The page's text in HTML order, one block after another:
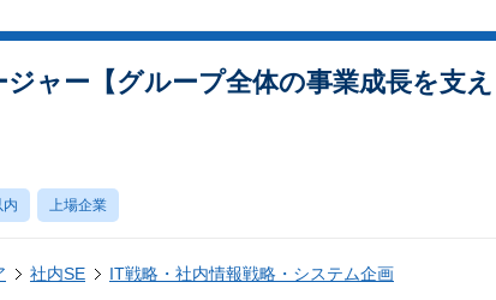
ャー【グループ全体の事業成長を支え
内 上場企業
社内SE IT戦略・社内情報戦略・システム企画